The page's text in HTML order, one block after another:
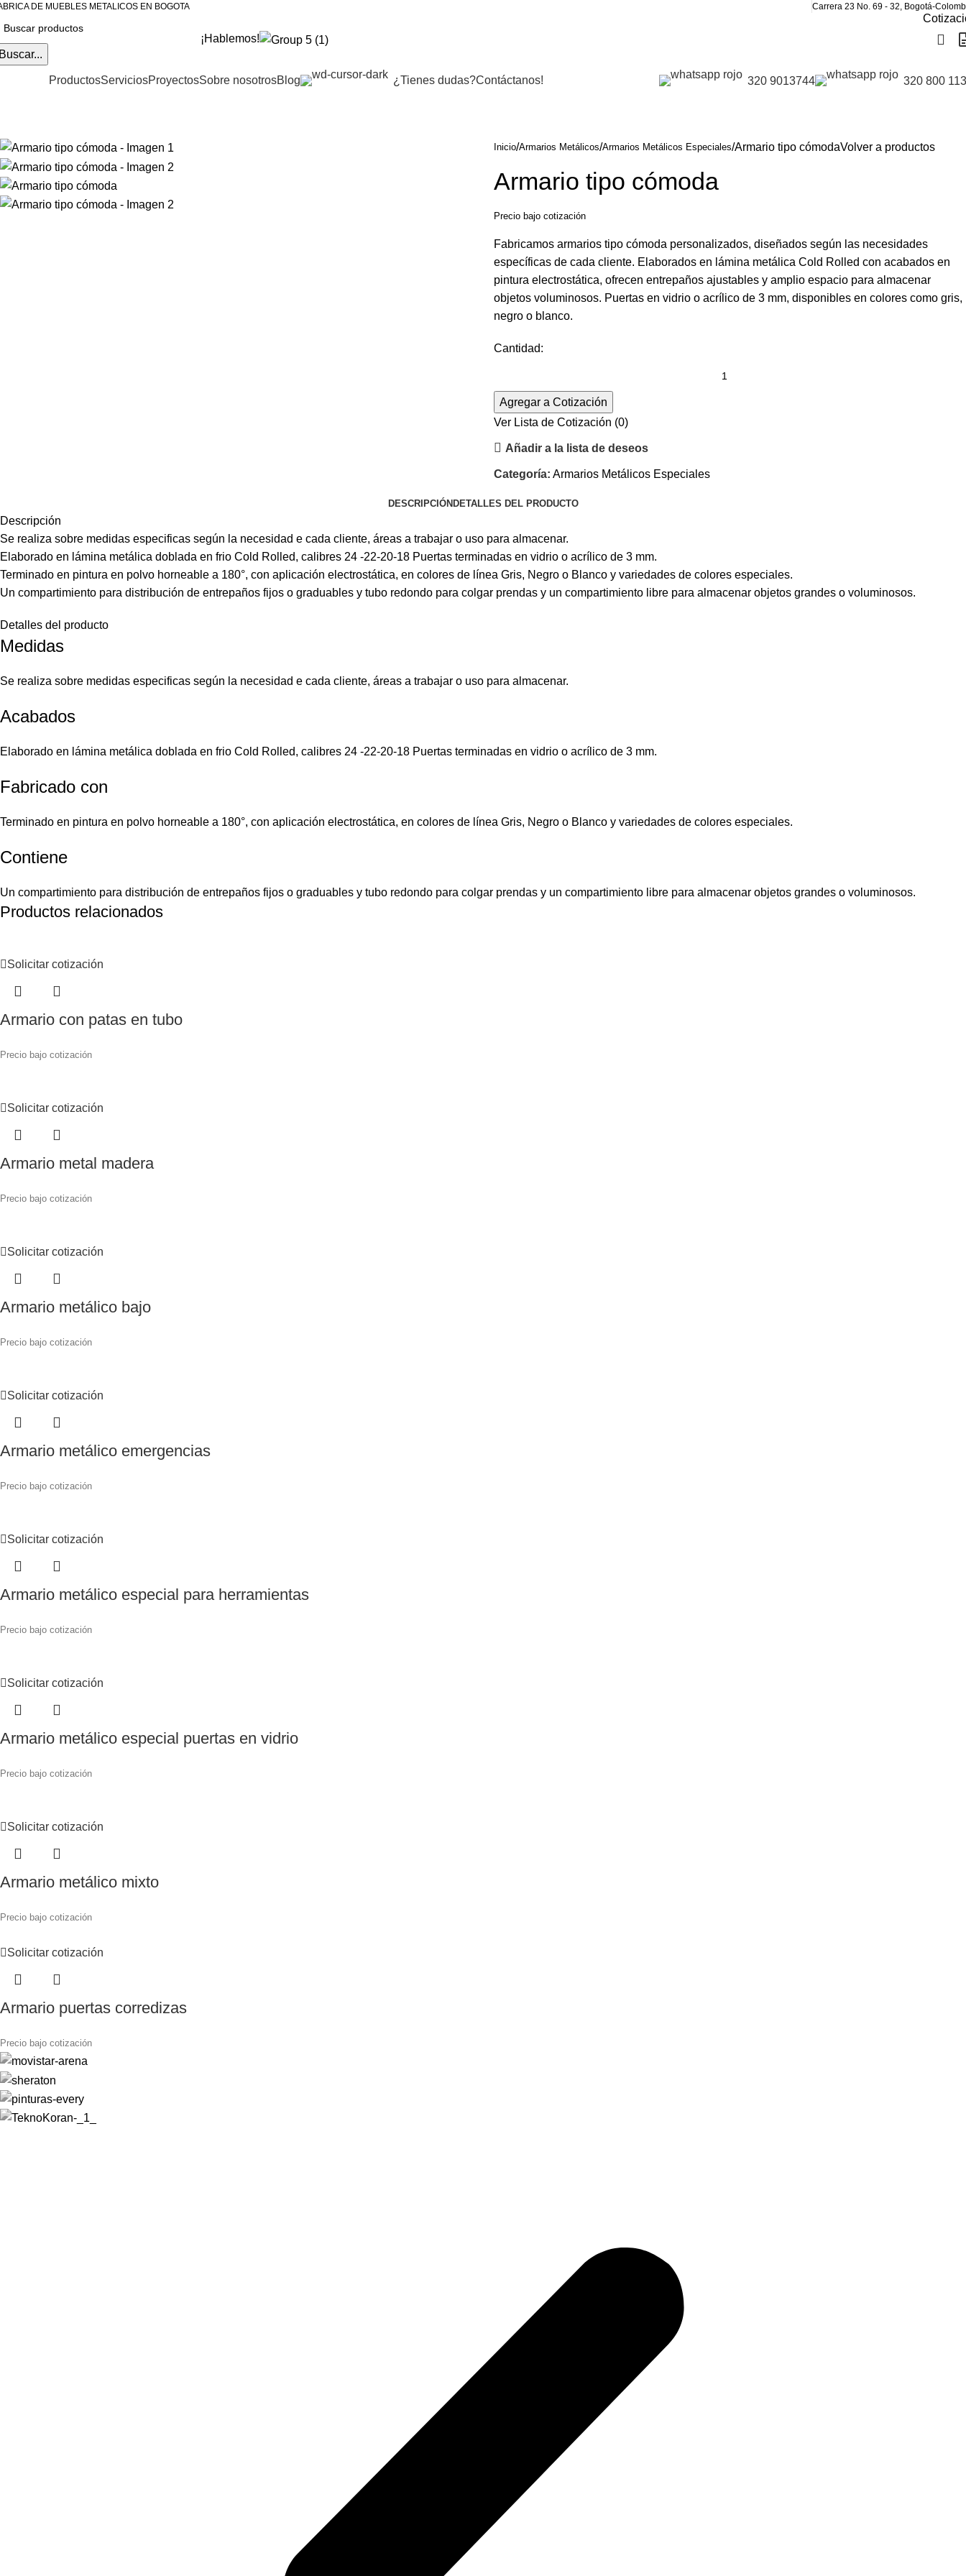
DE MUEBLES METALICOS EN BOGOTA Carrera 23 No. 69 - 32, Bogotá-
¡Hablemos!
ProductosServiciosProyectosSobre nosotrosBlog ¿Tienes dudas?Contáctanos! 320 9013744 320 800
Inicio Armarios Metálicos Armarios Metálicos Especiales Armario tipo cómodaVolver a productos
Armario tipo cómoda
Precio bajo cotización
Fabricamos armarios tipo cómoda personalizados, diseñados según las necesidades
específicas de cada cliente. Elaborados en lámina metálica Cold Rolled con acabados en
pintura electrostática, ofrecen entrepaños ajustables y amplio espacio para almacenar
objetos voluminosos. Puertas en vidrio o acrílico de 3 mm, disponibles en colores como gris,
negro o blanco.
Cantidad:
Agregar a Cotización
Ver Lista de Cotización (0)
Añadir a la lista de deseos
Categoría: Armarios Metálicos Especiales
DESCRIPCIÓN DETALLES DEL PRODUCTO
Descripción
Se realiza sobre medidas especificas según la necesidad e cada cliente, áreas a trabajar o uso para almacenar.
Elaborado en lámina metálica doblada en frio Cold Rolled, calibres 24 -22-20-18 Puertas terminadas en vidrio o acrílico de 3 mm.
Terminado en pintura en polvo horneable a 180°, con aplicación electrostática, en colores de línea Gris, Negro o Blanco y variedades de colores especiales.
Un compartimiento para distribución de entrepaños fijos o graduables y tubo redondo para colgar prendas y un compartimiento libre para almacenar objetos grandes o voluminosos.
Detalles del producto
Medidas
Se realiza sobre medidas especificas según la necesidad e cada cliente, áreas a trabajar o uso para almacenar.
Acabados
Elaborado en lámina metálica doblada en frio Cold Rolled, calibres 24 -22-20-18 Puertas terminadas en vidrio o acrílico de 3 mm.
Fabricado con
Terminado en pintura en polvo horneable a 180°, con aplicación electrostática, en colores de línea Gris, Negro o Blanco y variedades de colores especiales.
Contiene
Un compartimiento para distribución de entrepaños fijos o graduables y tubo redondo para colgar prendas y un compartimiento libre para almacenar objetos grandes o voluminosos.
Productos relacionados
Solicitar cotización
Armario con patas en tubo
Precio bajo cotización
Solicitar cotización
Armario metal madera
Precio bajo cotización
Solicitar cotización
Armario metálico bajo
Precio bajo cotización
Solicitar cotización
Armario metálico emergencias
Precio bajo cotización
Solicitar cotización
Armario metálico especial para herramientas
Precio bajo cotización
Solicitar cotización
Armario metálico especial puertas en vidrio
Precio bajo cotización
Solicitar cotización
Armario metálico mixto
Precio bajo cotización
Solicitar cotización
Armario puertas corredizas
Precio bajo cotización